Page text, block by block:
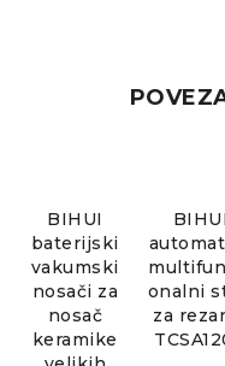
BIHUI
baterijski
vakumski
nosači za
nosač
keramike
BIHUI
onalni
za